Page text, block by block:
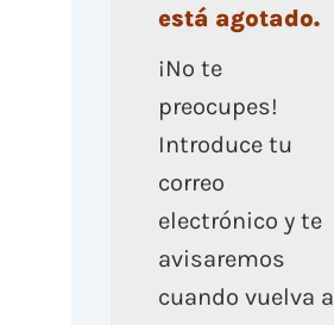
está agotado.
¡No te
preocupes!
Introduce tu
correo
electrónico y te
avisaremos
cuando vuelva a